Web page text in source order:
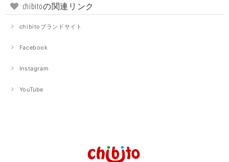
chibitoの関連リンク
chibitoブランドサイト
Facebook
Instagram
YouTube